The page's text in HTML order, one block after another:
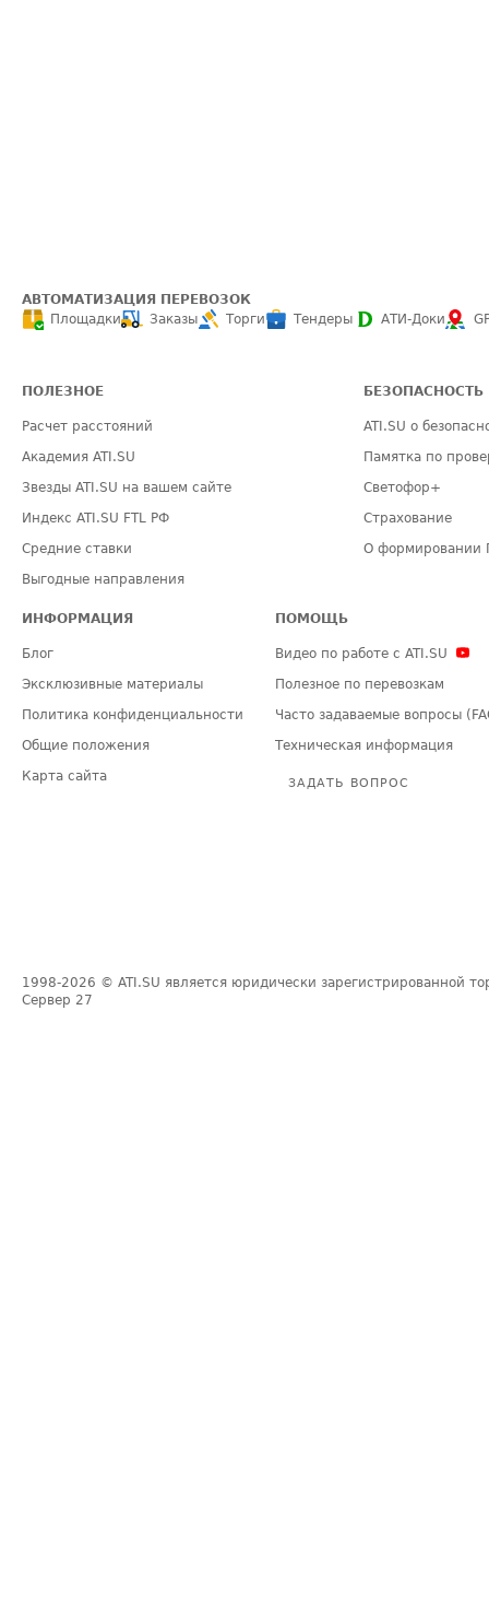
АВТОМАТИЗАЦИЯ ПЕРЕВОЗОК
Площадки
Заказы Торги Тендеры АТИ-Доки
ПОЛЕЗНОЕ
Расчет расстояний
Академия ATI.SU
Звезды ATI.SU на вашем сайте
Индекс ATI.SU FTL РФ
Средние ставки
Выгодные направления
БЕЗОПАСНОСТЬ
ATI.SU о
Памятка по
Светофор+
Страхование
О формировании
ИНФОРМАЦИЯ
Блог
Эксклюзивные материалы
Политика конфиденциальности
Общие положения
Карта сайта
ПОМОЩЬ
Видео по работе с ATI.SU
Полезное по перевозкам
Часто задаваемые вопросы
Техническая информация
ЗАДАТЬ ВОПРОС
1998-2026 © ATI.SU является юридически зарегистрированной
Сервер 27